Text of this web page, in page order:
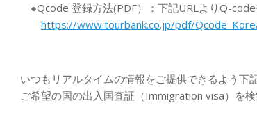
●Qcode 登録方法(PDF）：下記URLよりQ-code
https://www.tourbank.co.jp/pdf/
いつもリアルタイムの情報をご提供できるよう下
ご希望の国の出入国査証（Immigration visa）を